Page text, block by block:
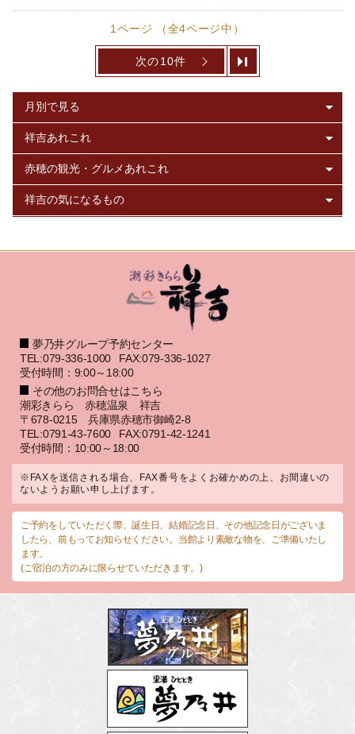
1ページ （全4ページ中）
次の10件
夢乃井グループ予約センター
TEL:079-336-1000
FAX:079-336-1027
受付時間：9:00～18:00
その他のお問合せはこちら
潮彩きらら 赤穂温泉 祥吉
〒678-0215 兵庫県赤穂市御崎2-8
TEL:0791-43-7600
FAX:0791-42-1241
受付時間：10:00～18:00
※FAXを送信される場合、FAX番号をよくお確かめの上、お間違いの
ないようお願い申し上げます。
ご予約をしていただく際、誕生日、結婚記念日、その他記念日がございま
したら、前もってお知らせください。当館より素敵な物を、ご準備いたし
ます。
(ご宿泊の方のみに限らせていただきます。)